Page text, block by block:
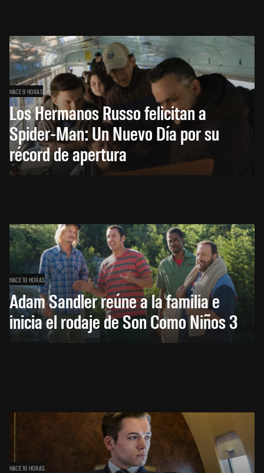
HACE 9 HORAS
Los Hermanos Russo felicitan a
Spider-Man: Un Nuevo Día por su
récord de apertura
HACE 10 HORAS
Adam Sandler reúne a la familia e
inicia el rodaje de Son Como Niños 3
HACE 10 HORAS